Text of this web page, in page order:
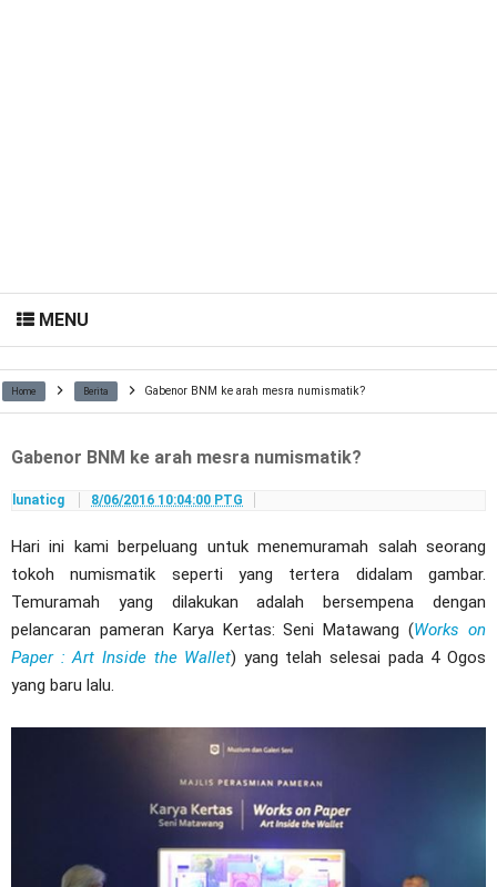
MENU
Home Berita Gabenor BNM ke arah mesra numismatik?
Gabenor BNM ke arah mesra numismatik?
lunaticg 8/06/2016 10:04:00 PTG
Hari ini kami berpeluang untuk menemuramah salah seorang
tokoh numismatik seperti yang tertera didalam gambar.
Temuramah yang dilakukan adalah bersempena dengan
pelancaran pameran Karya Kertas: Seni Matawang (Works on
Paper : Art Inside the Wallet) yang telah selesai pada 4 Ogos
yang baru lalu.